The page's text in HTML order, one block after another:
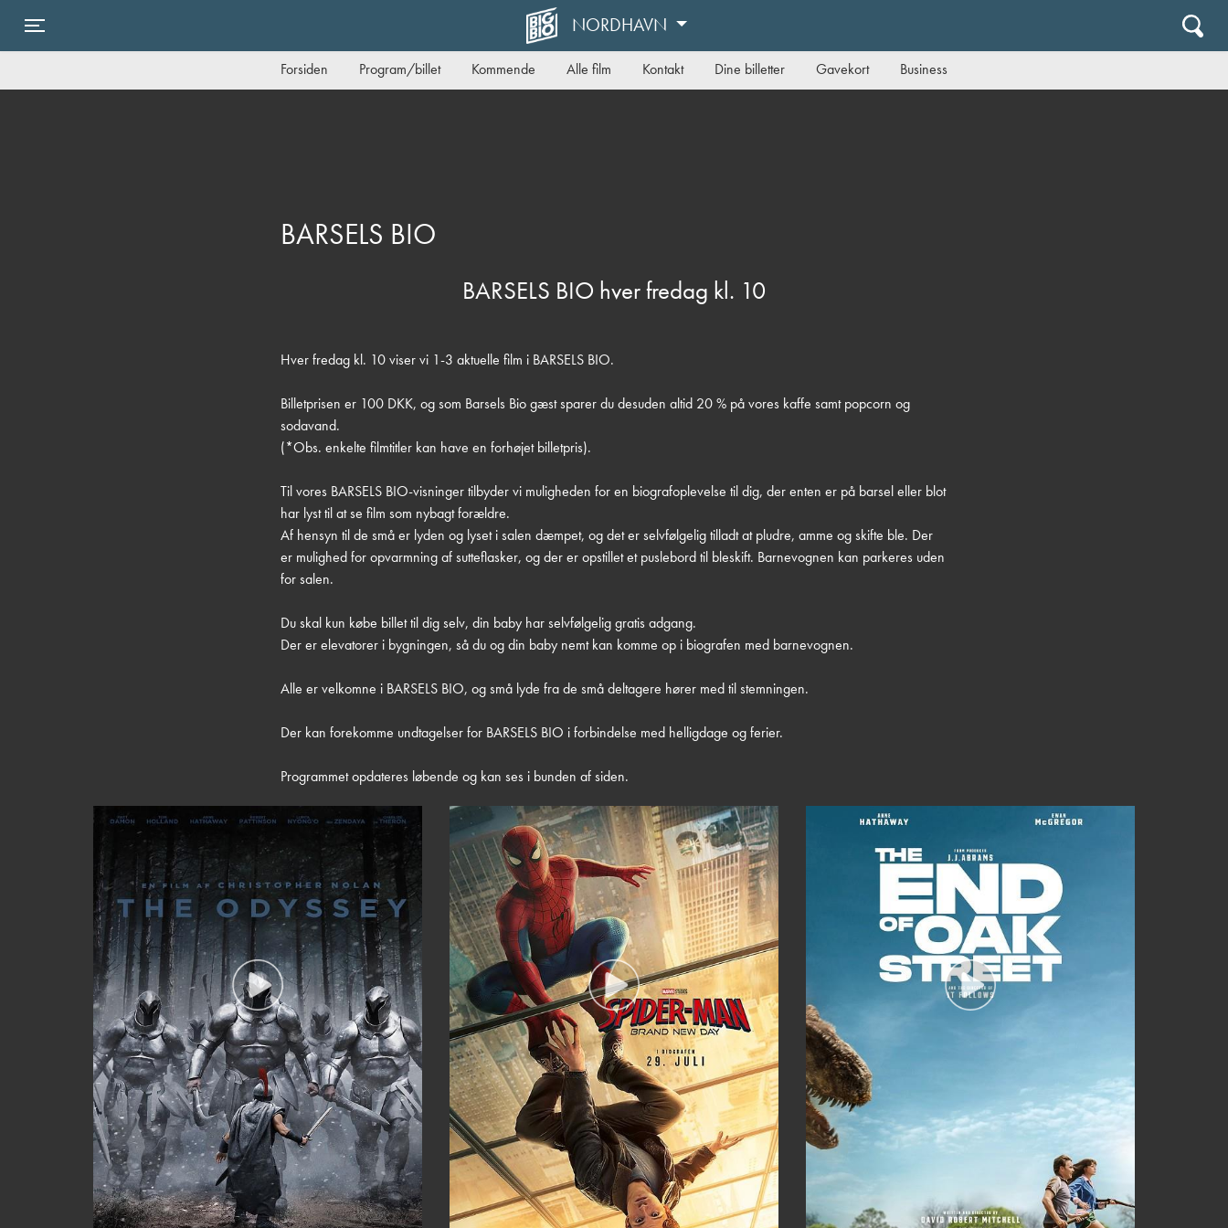
NORDHAVN
Forsiden Program/billet Kommende Alle film Kontakt Dine billetter Gavekort Business
BARSELS BIO
BARSELS BIO hver fredag kl. 10
Hver fredag kl. 10 viser vi 1-3 aktuelle film i BARSELS BIO.
Billetprisen er 100 DKK, og som Barsels Bio gæst sparer du desuden altid 20 % på vores kaffe samt popcorn og
sodavand.
(*Obs. enkelte filmtitler kan have en forhøjet billetpris).
Til vores BARSELS BIO-visninger tilbyder vi muligheden for en biografoplevelse til dig, der enten er på barsel eller blot
har lyst til at se film som nybagt forældre.
Af hensyn til de små er lyden og lyset i salen dæmpet, og det er selvfølgelig tilladt at pludre, amme og skifte ble. Der
er mulighed for opvarmning af sutteflasker, og der er opstillet et puslebord til bleskift. Barnevognen kan parkeres uden
for salen.
Du skal kun købe billet til dig selv, din baby har selvfølgelig gratis adgang.
Der er elevatorer i bygningen, så du og din baby nemt kan komme op i biografen med barnevognen.
Alle er velkomne i BARSELS BIO, og små lyde fra de små deltagere hører med til stemningen.
Der kan forekomme undtagelser for BARSELS BIO i forbindelse med helligdage og ferier.
Programmet opdateres løbende og kan ses i bunden af siden.